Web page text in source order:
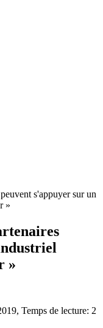
s'appuyer sur un
»
»
, Temps de lecture: 2